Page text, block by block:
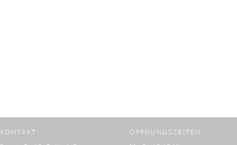
KONTAKT ÖFFNUNGSZEITEN